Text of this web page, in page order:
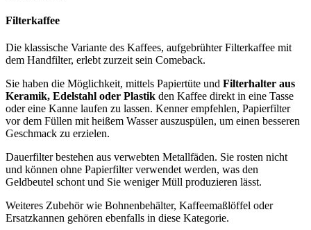
Filterkaffee
Die klassische Variante des Kaffees, aufgebrühter Filterkaffee mit
dem Handfilter, erlebt zurzeit sein Comeback.
Sie haben die Möglichkeit, mittels Papiertüte und Filterhalter aus
Keramik, Edelstahl oder Plastik den Kaffee direkt in eine Tasse
oder eine Kanne laufen zu lassen. Kenner empfehlen, Papierfilter
vor dem Füllen mit heißem Wasser auszuspülen, um einen besseren
Geschmack zu erzielen.
Dauerfilter bestehen aus verwebten Metallfäden. Sie rosten nicht
und können ohne Papierfilter verwendet werden, was den
Geldbeutel schont und Sie weniger Müll produzieren lässt.
Weiteres Zubehör wie Bohnenbehälter, Kaffeemaßlöffel oder
Ersatzkannen gehören ebenfalls in diese Kategorie.